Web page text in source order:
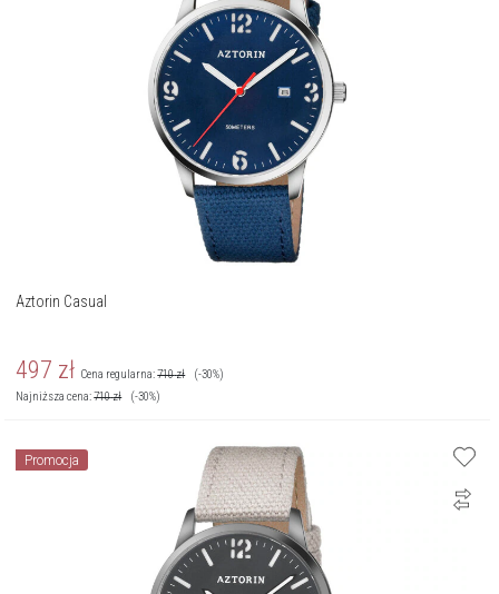
Aztorin Casual
497 zł Cena regularna:710zł
(-30%)
Najniższa cena:710zł (-30%)
Promocja